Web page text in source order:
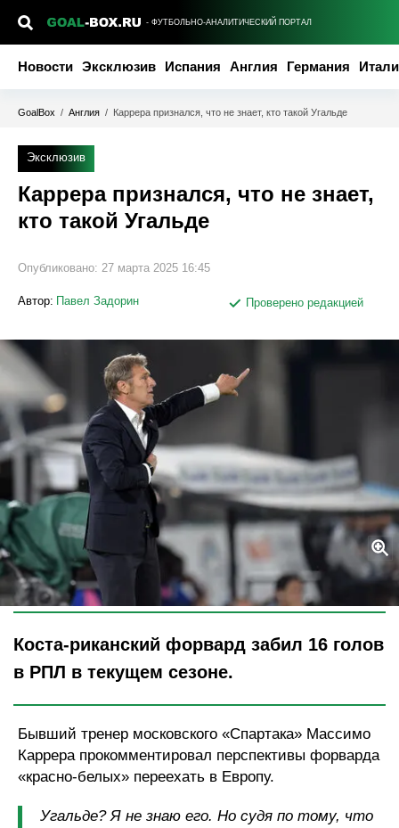
- ФУТБОЛЬНО-АНАЛИТИЧЕСКИЙ ПОРТАЛ
Новости Эксклюзив Испания Англия Германия
GoalBox / Англия / Каррера признался, что не знает, кто такой Угальде
Эксклюзив
Каррера признался, что не знает,
кто такой Угальде
Опубликовано: 27 марта 2025 16:45
Автор: Павел Задорин Проверено редакцией
Legion-Media
Коста-риканский форвард забил 16 голов
в РПЛ в текущем сезоне.
Бывший тренер московского «Спартака» Массимо
Каррера прокомментировал перспективы форварда
«красно-белых» переехать в Европу.
Угальде? Я не знаю его. Но судя по тому, что